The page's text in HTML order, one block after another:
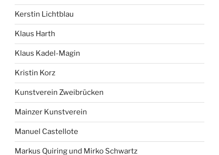
Kerstin Lichtblau
Klaus Harth
Klaus Kadel-Magin
Kristin Korz
Kunstverein Zweibrücken
Mainzer Kunstverein
Manuel Castellote
Markus Quiring und Mirko Schwartz